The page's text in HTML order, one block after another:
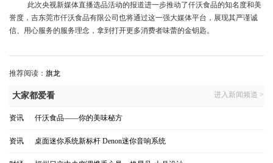
此次央视新媒体直播选品活动的报道进一步推动了仟沃食品的知名度和美
誉度，吉东莞市仟沃食品有限公司也将通过这一强大媒体平台，展现其严谨诚
信、用心服务的服务理念，拿到打开更多消费者味蕾的金钥匙。
推荐阅读： 旗龙
大家都爱看 进入新闻频道 >
资讯 仟沃食品——你的美味秘方
资讯 桌面迷你系统新标杆 Denon迷你音响系统